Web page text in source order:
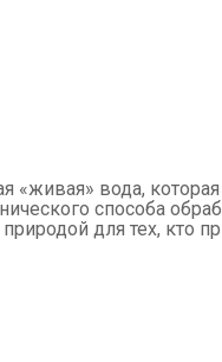
«живая» вода,
способа
для тех, кто